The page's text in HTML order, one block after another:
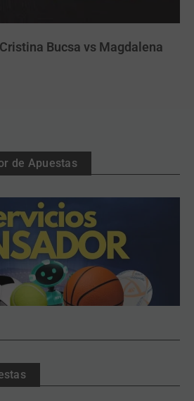
Bucsa vs Magdalena
de Apuestas